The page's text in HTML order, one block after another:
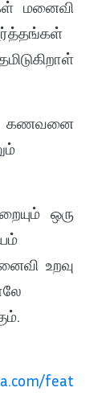
மனைவி
கணவனை
ஒரு
உறவு
feat